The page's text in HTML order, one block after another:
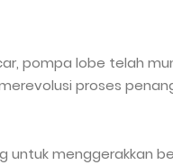
pompa lobe telah
proses
menggerakkan